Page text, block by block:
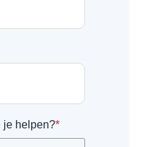
je helpen?*